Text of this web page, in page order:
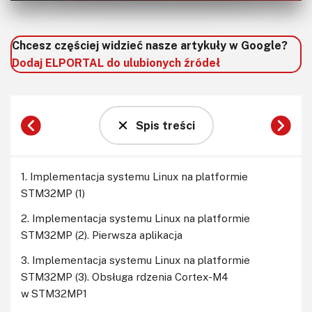
Chcesz częściej widzieć nasze artykuły w Google?
Dodaj ELPORTAL do ulubionych źródeł
Spis treści
1. Implementacja systemu Linux na platformie
STM32MP (1)
2. Implementacja systemu Linux na platformie
STM32MP (2). Pierwsza aplikacja
3. Implementacja systemu Linux na platformie
STM32MP (3). Obsługa rdzenia Cortex-M4
w STM32MP1